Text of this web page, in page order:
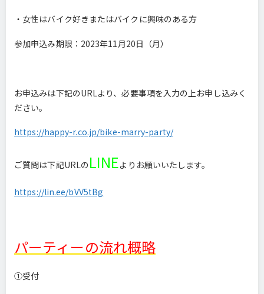
・女性はバイク好きまたはバイクに興味のある方
参加申込み期限：2023年11月20日（月）
お申込みは下記のURLより、必要事項を入力の上お申し込みく
ださい。
https://happy-r.co.jp/bike-marry-party/
ご質問は下記URLのLINEよりお願いいたします。
https://lin.ee/bVV5tBg
パーティーの流れ概略
①受付